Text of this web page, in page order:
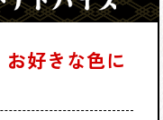
お好きな色に